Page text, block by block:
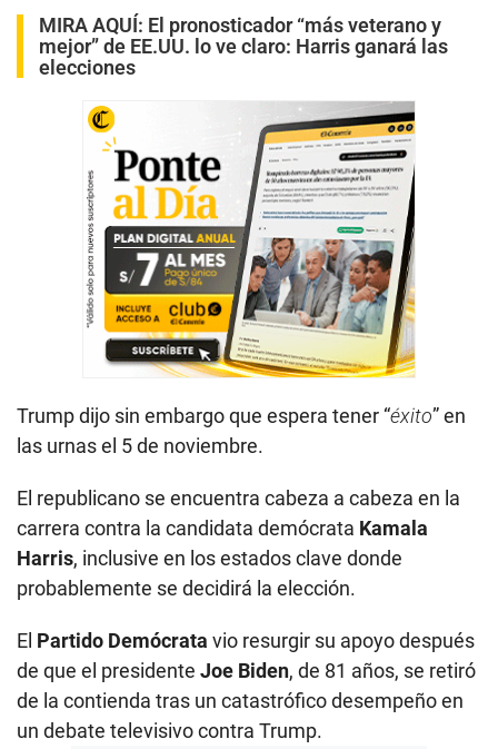
MIRA AQUÍ: El pronosticador “más veterano y
mejor” de EE.UU. lo ve claro: Harris ganará las
elecciones
Trump dijo sin embargo que espera tener “éxito” en
las urnas el 5 de noviembre.
El republicano se encuentra cabeza a cabeza en la
carrera contra la candidata demócrata Kamala
Harris, inclusive en los estados clave donde
probablemente se decidirá la elección.
El Partido Demócrata vio resurgir su apoyo después
de que el presidente Joe Biden, de 81 años, se retiró
de la contienda tras un catastrófico desempeño en
un debate televisivo contra Trump.